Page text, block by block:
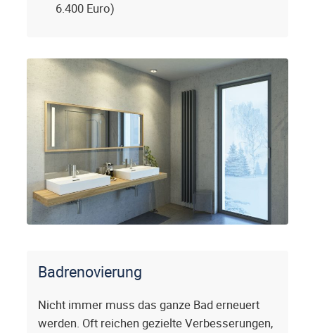
6.400 Euro)
Badrenovierung
Nicht immer muss das ganze Bad erneuert
werden. Oft reichen gezielte Verbesserungen,